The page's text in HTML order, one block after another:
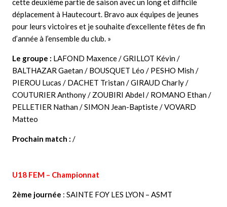
cette deuxième partie de saison avec un long et difficile
déplacement à Hautecourt. Bravo aux équipes de jeunes
pour leurs victoires et je souhaite d’excellente fêtes de fin
d’année à l’ensemble du club. »
Le groupe : LAFOND Maxence / GRILLOT Kévin /
BALTHAZAR Gaetan / BOUSQUET Léo / PESHO Mish /
PIEROU Lucas / DACHET Tristan / GIRAUD Charly /
COUTURIER Anthony / ZOUBIRI Abdel / ROMANO Ethan /
PELLETIER Nathan / SIMON Jean-Baptiste / VOVARD
Matteo
Prochain match : /
U18 FEM – Championnat
2ème journée : SAINTE FOY LES LYON – ASMT